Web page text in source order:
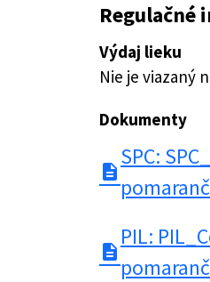
Regulačné
Výdaj lieku
Nie je viazaný
Dokumenty
description
SPC:
description
PIL: